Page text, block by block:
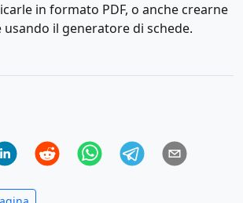
in formato PDF, o anche crearne
il generatore di schede.